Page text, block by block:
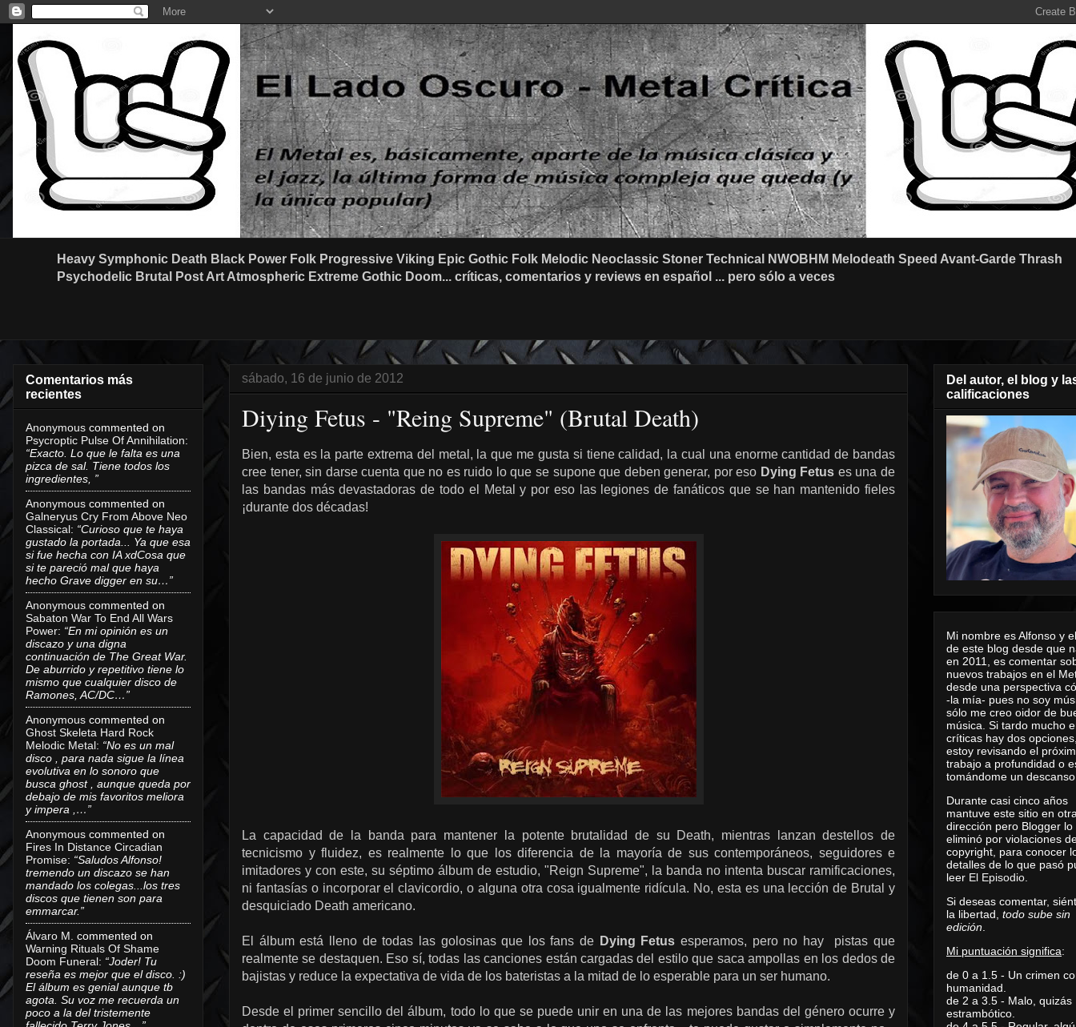
Heavy Symphonic Death Black Power Folk Progressive Viking Epic Gothic Folk Melodic Neoclassic Stoner Technical NWOBHM Melodeath Speed Avant-Garde Thrash
Psychodelic Brutal Post Art Atmospheric Extreme Gothic Doom... críticas, comentarios y reviews en español ... pero sólo a veces
sábado, 16 de junio de 2012
Diying Fetus - "Reing Supreme" (Brutal Death)
Bien, esta es la parte extrema del metal, la que me gusta si tiene calidad, la cual una enorme cantidad de bandas
cree tener, sin darse cuenta que no es ruido lo que se supone que deben generar, por eso Dying Fetus es una de
las bandas más devastadoras de todo el Metal y por eso las legiones de fanáticos que se han mantenido fieles
¡durante dos décadas!
La capacidad de la banda para mantener la potente brutalidad de su Death, mientras lanzan destellos de
tecnicismo y fluidez, es realmente lo que los diferencia de la mayoría de sus contemporáneos, seguidores e
imitadores y con este, su séptimo álbum de estudio, "Reign Supreme", la banda no intenta buscar ramificaciones,
ni fantasías o incorporar el clavicordio, o alguna otra cosa igualmente ridícula. No, esta es una lección de Brutal y
desquiciado Death americano.
El álbum está lleno de todas las golosinas que los fans de Dying Fetus esperamos, pero no hay pistas que
realmente se destaquen. Eso sí, todas las canciones están cargadas del estilo que saca ampollas en los dedos de
bajistas y reduce la expectativa de vida de los bateristas a la mitad de lo esperable para un ser humano.
Desde el primer sencillo del álbum, todo lo que se puede unir en una de las mejores bandas del género ocurre y
Comentarios más
recientes
Anonymous commented on
Psycroptic Pulse Of Annihilation:
“Exacto. Lo que le falta es una
pizca de sal. Tiene todos los
ingredientes, ”
Anonymous commented on
Galneryus Cry From Above Neo
Classical: “Curioso que te haya
gustado la portada... Ya que esa
si fue hecha con IA xdCosa que
si te pareció mal que haya
hecho Grave digger en su…”
Anonymous commented on
Sabaton War To End All Wars
Power: “En mi opinión es un
discazo y una digna
continuación de The Great War.
De aburrido y repetitivo tiene lo
mismo que cualquier disco de
Ramones, AC/DC…”
Anonymous commented on
Ghost Skeleta Hard Rock
Melodic Metal: “No es un mal
disco , para nada sigue la línea
evolutiva en lo sonoro que
busca ghost , aunque queda por
debajo de mis favoritos meliora
y impera ,…”
Anonymous commented on
Fires In Distance Circadian
Promise: “Saludos Alfonso!
tremendo un discazo se han
mandado los colegas...los tres
discos que tienen son para
emmarcar.”
Álvaro M. commented on
Warning Rituals Of Shame
Doom Funeral: “Joder! Tu
reseña es mejor que el disco. :)
El álbum es genial aunque tb
agota. Su voz me recuerda un
poco a la del tristemente
Del autor, el blog y
calificaciones
Mi nombre es Alfonso y
de este blog desde que
en 2011, es comentar
nuevos trabajos en el
desde una perspectiva
-la mía- pues no soy
sólo me creo oidor de
música. Si tardo mucho
críticas hay dos
estoy revisando el
trabajo a profundidad o
tomándome un
Durante casi cinco años
mantuve este sitio en
dirección pero Blogger lo
eliminó por violaciones
copyright, para conocer
detalles de lo que pasó
leer El Episodio
Si deseas comentar,
la libertad, todo sube sin
edición
Mi puntuación significa:
de 0 a 1.5 - Un crimen
humanidad.
de 2 a 3.5 - Malo, quizás
estrambótico.